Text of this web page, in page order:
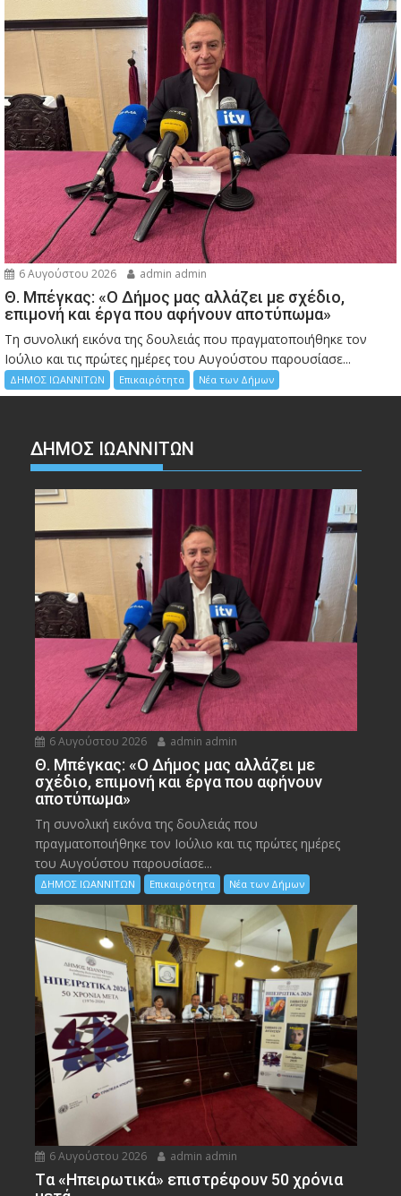
6 Αυγούστου 2026 admin admin
Θ. Μπέγκας: «Ο Δήμος μας αλλάζει με σχέδιο,
επιμονή και έργα που αφήνουν αποτύπωμα»
Τη συνολική εικόνα της δουλειάς που πραγματοποιήθηκε τον
Ιούλιο και τις πρώτες ημέρες του Αυγούστου παρουσίασε...
ΔΗΜΟΣ ΙΩΑΝΝΙΤΩΝ Επικαιρότητα Νέα των Δήμων
ΔΗΜΟΣ ΙΩΑΝΝΙΤΩΝ
6 Αυγούστου 2026 admin admin
Θ. Μπέγκας: «Ο Δήμος μας αλλάζει με
σχέδιο, επιμονή και έργα που αφήνουν
αποτύπωμα»
Τη συνολική εικόνα της δουλειάς που
πραγματοποιήθηκε τον Ιούλιο και τις πρώτες ημέρες
του Αυγούστου παρουσίασε...
ΔΗΜΟΣ ΙΩΑΝΝΙΤΩΝ Επικαιρότητα Νέα των Δήμων
6 Αυγούστου 2026 admin admin
Tα «Ηπειρωτικά» επιστρέφουν 50 χρόνια